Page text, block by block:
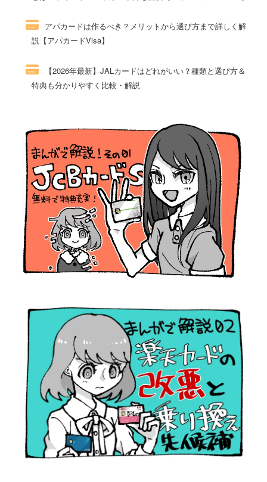
アパカードは作るべき？メリットから選び方まで詳しく解
説【アパカードVisa】
【2026年最新】JALカードはどれがいい？種類と選び方＆
特典も分かりやすく比較・解説